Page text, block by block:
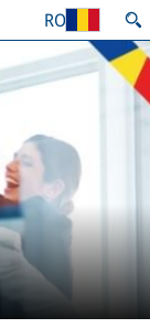
RO